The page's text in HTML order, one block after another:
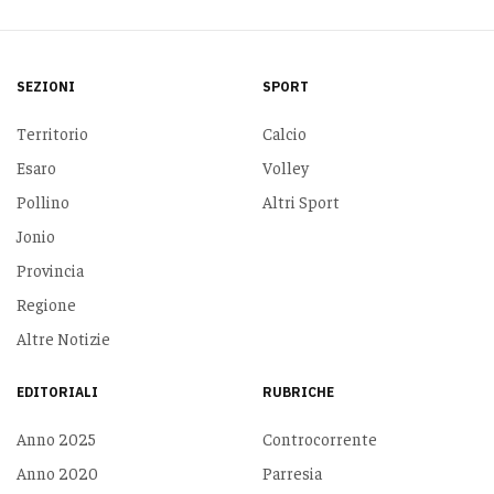
SEZIONI
Territorio
Esaro
Pollino
Jonio
Provincia
Regione
Altre Notizie
SPORT
Calcio
Volley
Altri Sport
EDITORIALI
Anno 2025
Anno 2020
RUBRICHE
Controcorrente
Parresia